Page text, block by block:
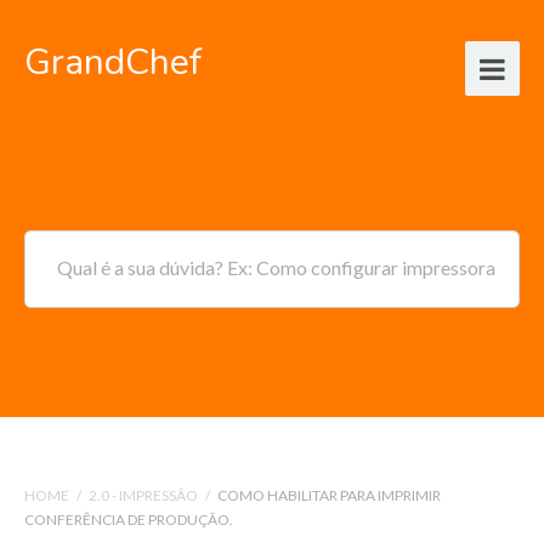
GrandChef
Qual é a sua dúvida? Ex: Como configurar impressora
HOME / 2.0 - IMPRESSÃO / COMO HABILITAR PARA IMPRIMIR
CONFERÊNCIA DE PRODUÇÃO.